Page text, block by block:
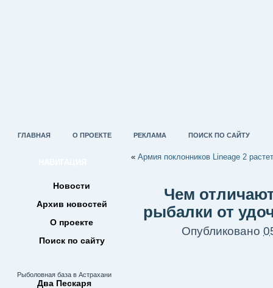
ГЛАВНАЯ О ПРОЕКТЕ РЕКЛАМА ПОИСК ПО САЙТУ
Новости
Архив новостей
О проекте
Поиск по сайту
Рыболовная база в Астрахани
Два Пескаря
« Армия поклонников Lineage 2
Чем
рыбалки от
Опубликовано